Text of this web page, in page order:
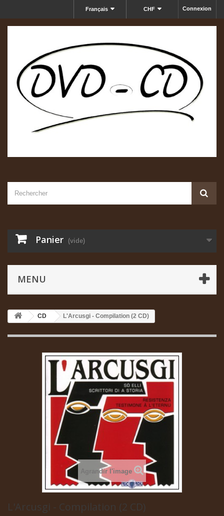
Connexion
CHF
Français
Panier (vide)
MENU
CD L'Arcusgi - Compilation (2 CD)
Agrandir l'image
L'Arcusgi - Compilation (2 CD)